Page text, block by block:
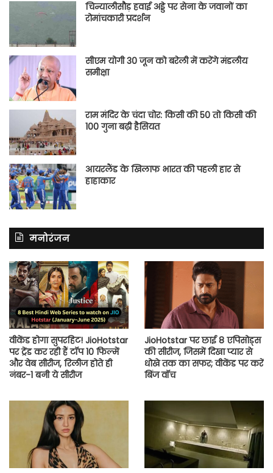
चिन्यालीसौड़ हवाई अड्डे पर सेना के जवानों का
रोमांचकारी प्रदर्शन
सीएम योगी 30 जून को बरेली में करेंगे मंडलीय
समीक्षा
राम मंदिर के चंदा चोर: किसी की 50 तो किसी की
100 गुना बढ़ी हैसियत
आयरलैंड के खिलाफ भारत की पहली हार से
हाहाकार
मनोरंजन
वीकेंड होगा सुपरहिट! JioHotstar
पर ट्रेंड कर रही हैं टॉप 10 फिल्में
और वेब सीरीज, रिलीज होते ही
नंबर-1 बनी ये सीरीज
JioHotstar पर छाई 8 एपिसोड्स
की सीरीज, जिसमें दिखा प्यार से
धोखे तक का सफर; वीकेंड पर करें
बिंज वॉच